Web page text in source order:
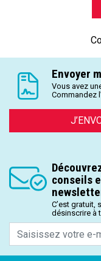
Envoyer
Vous avez
Commandez
conseils
C’est gratuit,
désinscrire à